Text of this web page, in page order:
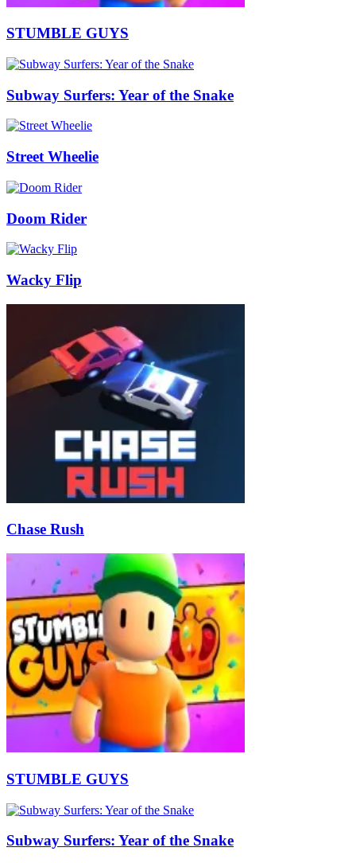
STUMBLE GUYS
Subway Surfers: Year of the Snake
Street Wheelie
Doom Rider
Wacky Flip
Chase Rush
STUMBLE GUYS
Subway Surfers: Year of the Snake